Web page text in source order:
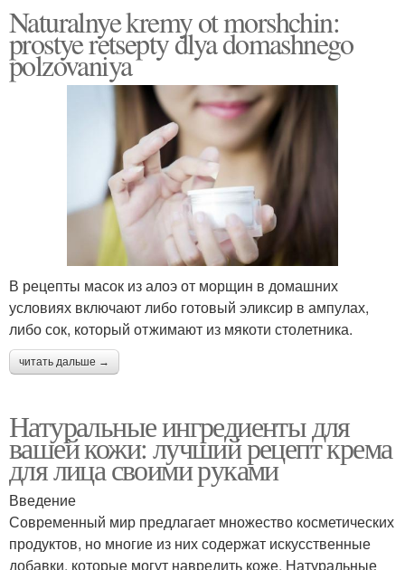
Naturalnye kremy ot morshchin:
prostye retsepty dlya domashnego
polzovaniya
В рецепты масок из алоэ от морщин в домашних
условиях включают либо готовый эликсир в ампулах,
либо сок, который отжимают из мякоти столетника.
читать дальше →
Натуральные ингредиенты для
вашей кожи: лучший рецепт крема
для лица своими руками
Введение
Современный мир предлагает множество косметических
продуктов, но многие из них содержат искусственные
добавки, которые могут навредить коже. Натуральные